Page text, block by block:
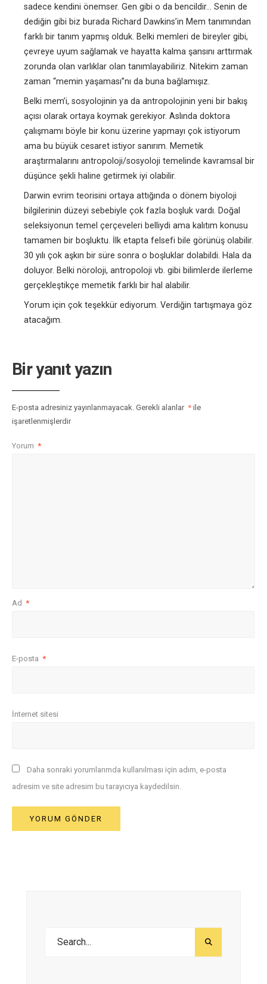
sadece kendini önemser. Gen gibi o da bencildir… Senin de
dediğin gibi biz burada Richard Dawkins’in Mem tanımından
farklı bir tanım yapmış olduk. Belki memleri de bireyler gibi,
çevreye uyum sağlamak ve hayatta kalma şansını arttırmak
zorunda olan varlıklar olan tanımlayabiliriz. Nitekim zaman
zaman “memin yaşaması”nı da buna bağlamışız.
Belki mem’i, sosyolojinin ya da antropolojinin yeni bir bakış
açısı olarak ortaya koymak gerekiyor. Aslında doktora
çalışmamı böyle bir konu üzerine yapmayı çok istiyorum
ama bu büyük cesaret istiyor sanırım. Memetik
araştırmalarını antropoloji/sosyoloji temelinde kavramsal bir
düşünce şekli haline getirmek iyi olabilir.
Darwin evrim teorisini ortaya attığında o dönem biyoloji
bilgilerinin düzeyi sebebiyle çok fazla boşluk vardı. Doğal
seleksiyonun temel çerçeveleri belliydi ama kalıtım konusu
tamamen bir boşluktu. İlk etapta felsefi bile görünüş olabilir.
30 yılı çok aşkın bir süre sonra o boşluklar dolabildi. Hala da
doluyor. Belki nöroloji, antropoloji vb. gibi bilimlerde ilerleme
gerçekleştikçe memetik farklı bir hal alabilir.
Yorum için çok teşekkür ediyorum. Verdiğin tartışmaya göz
atacağım.
Bir yanıt yazın
E-posta adresiniz yayınlanmayacak. Gerekli alanlar * ile
işaretlenmişlerdir
Yorum *
Ad *
E-posta *
İnternet sitesi
Daha sonraki yorumlarımda kullanılması için adım, e-posta
adresim ve site adresim bu tarayıcıya kaydedilsin.